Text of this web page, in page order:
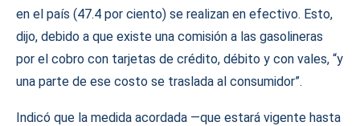
en el país (47.4 por ciento) se realizan en efectivo. Esto,
dijo, debido a que existe una comisión a las gasolineras
por el cobro con tarjetas de crédito, débito y con vales, “y
una parte de ese costo se traslada al consumidor”.
Indicó que la medida acordada —que estará vigente hasta